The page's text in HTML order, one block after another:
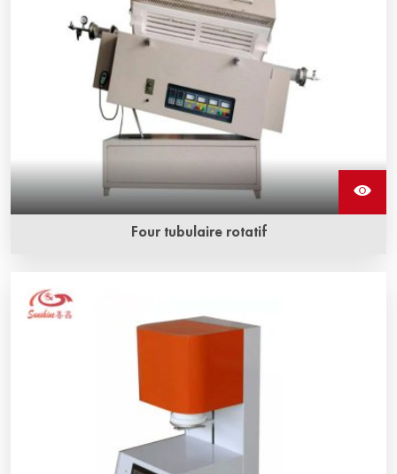
Four tubulaire rotatif
qui permet de chauffer uniformément l'objet à l'intérieur du
four lorsqu'il tourne, et il est couramment utilisé dans la
production industrielle et les laboratoires.